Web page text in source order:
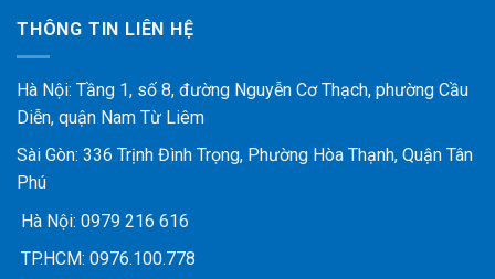
THÔNG TIN LIÊN HỆ
Hà Nội: Tầng 1, số 8, đường Nguyễn Cơ Thạch, phường Cầu
Diễn, quận Nam Từ Liêm
Sài Gòn: 336 Trịnh Đình Trọng, Phường Hòa Thạnh, Quận Tân
Phú
Hà Nội: 0979 216 616
TP.HCM: 0976.100.778